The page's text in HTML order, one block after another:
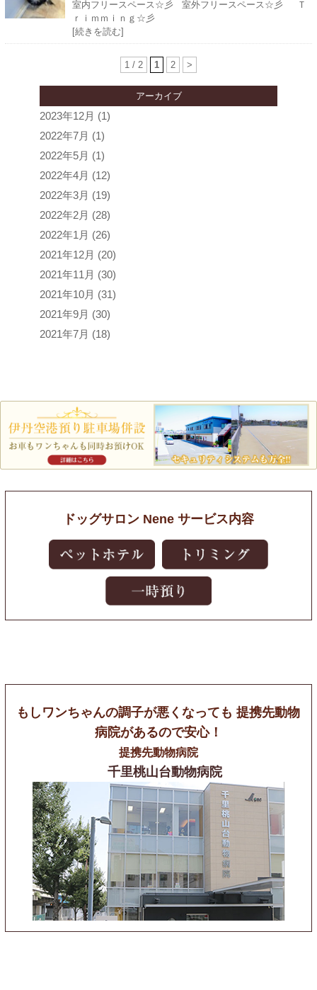
室内フリースペース☆彡 室外フリースペース☆彡 Ｔ
ｒｉｍｍｉｎｇ☆彡
[続きを読む]
1 / 2 1 2 >
アーカイブ
2023年12月 (1)
2022年7月 (1)
2022年5月 (1)
2022年4月 (12)
2022年3月 (19)
2022年2月 (28)
2022年1月 (26)
2021年12月 (20)
2021年11月 (30)
2021年10月 (31)
2021年9月 (30)
2021年7月 (18)
ドッグサロン Nene サービス内容
もしワンちゃんの調子が悪くなっても 提携先動物
病院があるので安心！
提携先動物病院
千里桃山台動物病院